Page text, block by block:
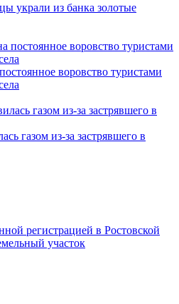
украли из банка золотые
воровство туристами
газом из-за застрявшего в
регистрацией в Ростовской
участок